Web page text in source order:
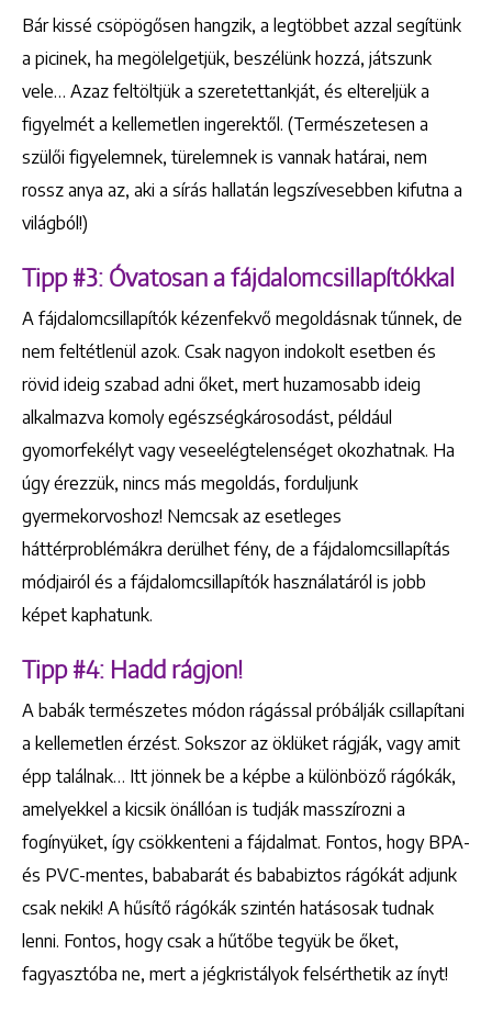
+36 1 222 7250
+36 1 222 9150
1148 Budapest, Örs vezér tere 2.
Keresés
Bár kissé csöpögősen hangzik, a legtöbbet azzal segítünk
a picinek, ha megölelgetjük, beszélünk hozzá, játszunk
vele… Azaz feltöltjük a szeretettankját, és eltereljük a
figyelmét a kellemetlen ingerektől. (Természetesen a
szülői figyelemnek, türelemnek is vannak határai, nem
rossz anya az, aki a sírás hallatán legszívesebben kifutna a
világból!)
Tipp #3: Óvatosan a fájdalomcsillapítókkal
A fájdalomcsillapítók kézenfekvő megoldásnak tűnnek, de
nem feltétlenül azok. Csak nagyon indokolt esetben és
rövid ideig szabad adni őket, mert huzamosabb ideig
alkalmazva komoly egészségkárosodást, például
gyomorfekélyt vagy veseelégtelenséget okozhatnak. Ha
úgy érezzük, nincs más megoldás, forduljunk
gyermekorvoshoz! Nemcsak az esetleges
háttérproblémákra derülhet fény, de a fájdalomcsillapítás
módjairól és a fájdalomcsillapítók használatáról is jobb
képet kaphatunk.
Tipp #4: Hadd rágjon!
A babák természetes módon rágással próbálják csillapítani
a kellemetlen érzést. Sokszor az öklüket rágják, vagy amit
épp találnak… Itt jönnek be a képbe a különböző rágókák,
amelyekkel a kicsik önállóan is tudják masszírozni a
fogínyüket, így csökkenteni a fájdalmat. Fontos, hogy BPA-
és PVC-mentes, bababarát és bababiztos rágókát adjunk
csak nekik! A hűsítő rágókák szintén hatásosak tudnak
lenni. Fontos, hogy csak a hűtőbe tegyük be őket,
fagyasztóba ne, mert a jégkristályok felsérthetik az ínyt!